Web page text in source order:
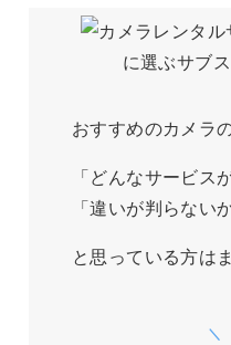
おすすめのカメラ
「どんなサービス
「違いが判らない
と思っている方は